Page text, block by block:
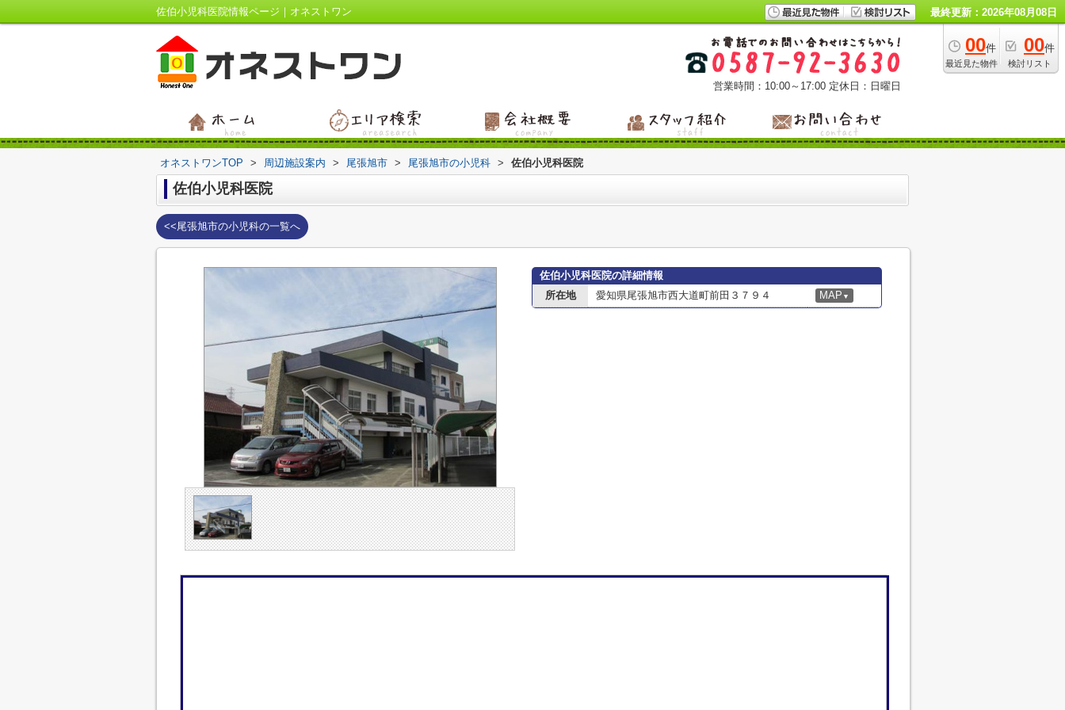
佐伯小児科医院情報ページ｜オネストワン 最終更新：2026年08月08日
00件
最近見た物件
00件
検討リスト
営業時間：10:00～17:00 定休日：日曜日
オネストワンTOP > 周辺施設案内 > 尾張旭市 > 尾張旭市の小児科 > 佐伯小児科医院
佐伯小児科医院
<<尾張旭市の小児科の一覧へ
佐伯小児科医院の詳細情報
所在地
愛知県尾張旭市西大道町前田３７９４ MAP ▼